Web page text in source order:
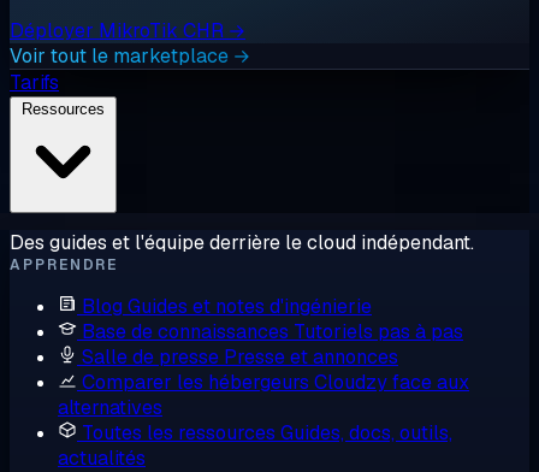
Déployer MikroTik CHR →
Voir tout le marketplace →
Tarifs
Des guides et l'équipe derrière le cloud indépendant.
APPRENDRE
Blog Guides et notes d'ingénierie
Base de connaissances Tutoriels pas à pas
Salle de presse Presse et annonces
Comparer les hébergeurs Cloudzy face aux
alternatives
Toutes les ressources Guides, docs, outils,
actualités